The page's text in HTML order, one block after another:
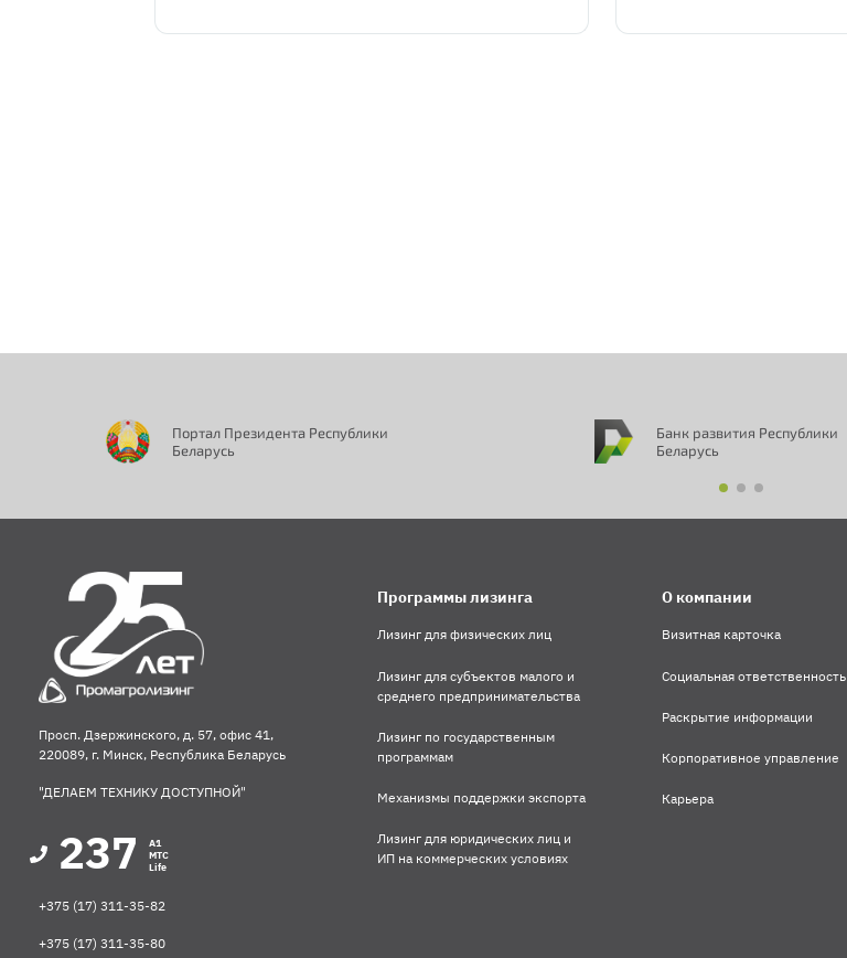
Портал Президента Республики
Беларусь
Банк развития Республики
Беларусь
Просп. Дзержинского, д. 57, офис 41,
220089, г. Минск, Республика Беларусь
"ДЕЛАЕМ ТЕХНИКУ ДОСТУПНОЙ"
237
A1
MTC
Life
+375 (17) 311-35-82
+375 (17) 311-35-80
Программы лизинга
Лизинг для физических лиц
Лизинг для субъектов малого и
среднего предпринимательства
Лизинг по государственным
программам
Механизмы поддержки экспорта
Лизинг для юридических лиц и
ИП на коммерческих условиях
О компании
Визитная карточка
Социальная ответственность
Раскрытие информации
Корпоративное управление
Карьера